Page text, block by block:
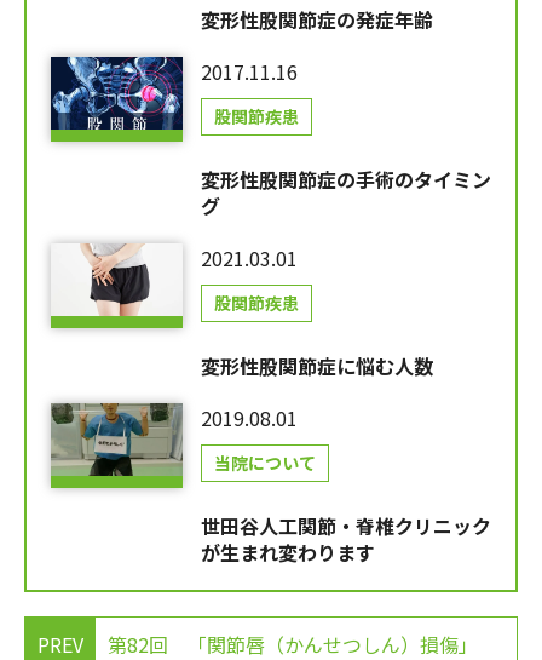
変形性股関節症の発症年齢
2017.11.16
股関節疾患
変形性股関節症の手術のタイミン
グ
2021.03.01
股関節疾患
変形性股関節症に悩む人数
2019.08.01
当院について
世田谷人工関節・脊椎クリニック
が生まれ変わります
PREV 第82回 「関節唇（かんせつしん）損傷」